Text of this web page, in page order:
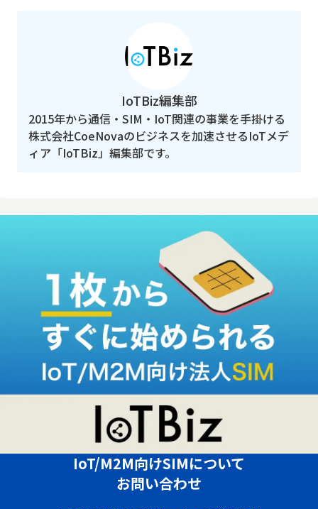
IoTBiz編集部
2015年から通信・SIM・IoT関連の事業を手掛ける
株式会社CoeNovaのビジネスを加速させるIoTメデ
ィア「IoTBiz」編集部です。
IoT/M2M向けSIMについて
お問い合わせ